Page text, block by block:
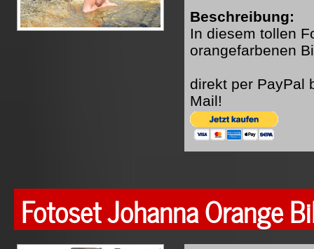
Beschreibung:
In diesem tollen
orangefarbenen
direkt per PayPal
Mail!
Fotoset Johanna Orange